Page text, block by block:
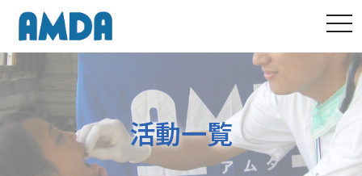
活動一覧